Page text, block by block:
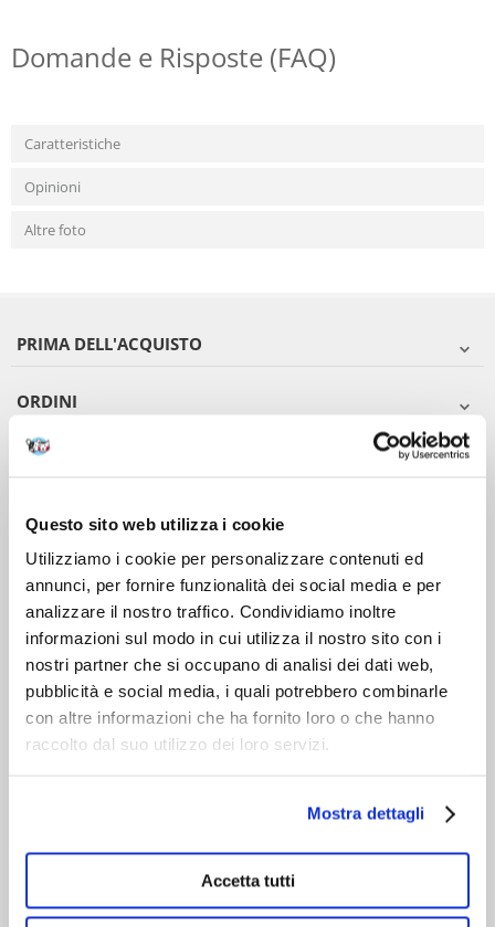
Questo sito web utilizza i cookie
Utilizziamo i cookie per personalizzare contenuti ed
annunci, per fornire funzionalità dei social media e per
analizzare il nostro traffico. Condividiamo inoltre
informazioni sul modo in cui utilizza il nostro sito con i
nostri partner che si occupano di analisi dei dati web,
pubblicità e social media, i quali potrebbero combinarle
con altre informazioni che ha fornito loro o che hanno
raccolto dal suo utilizzo dei loro servizi.
Mostra dettagli
Accetta tutti
Domande e Risposte (FAQ)
Caratteristiche
Opinioni
Altre foto
PRIMA DELL'ACQUISTO
ORDINI
DOPO L'ACQUISTO
VIENI A CONOSCERCI